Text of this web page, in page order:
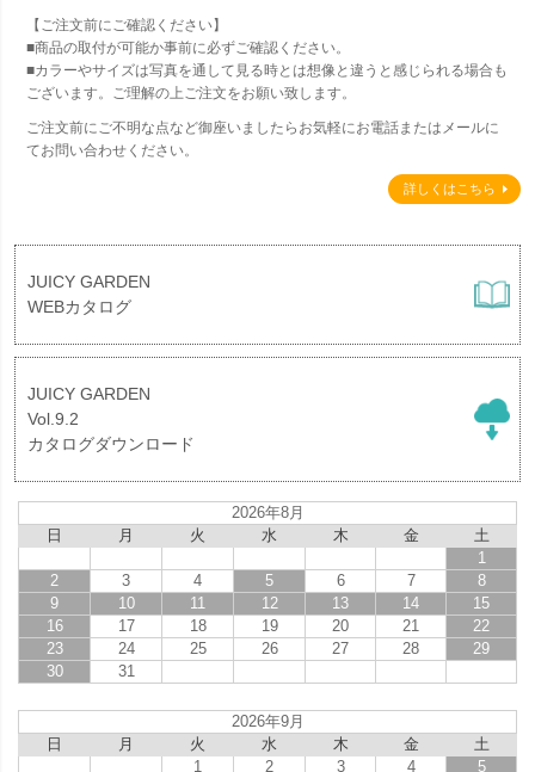
【ご注文前にご確認ください】
■商品の取付が可能か事前に必ずご確認ください。
■カラーやサイズは写真を通して見る時とは想像と違うと感じられる場合も
ございます。ご理解の上ご注文をお願い致します。
ご注文前にご不明な点など御座いましたらお気軽にお電話またはメールに
てお問い合わせください。
詳しくはこちら
JUICY GARDEN
WEBカタログ
JUICY GARDEN
Vol.9.2
カタログダウンロード
2026年8月
日
月 火 水 木 金
土
1
2
3 4 5 6 7
8
9
10 11 12 13 14
15
16
17 18 19 20 21
22
23
24 25 26 27 28
29
30
31
2026年9月
日
月 火 水 木 金
土
1
2 3 4
5